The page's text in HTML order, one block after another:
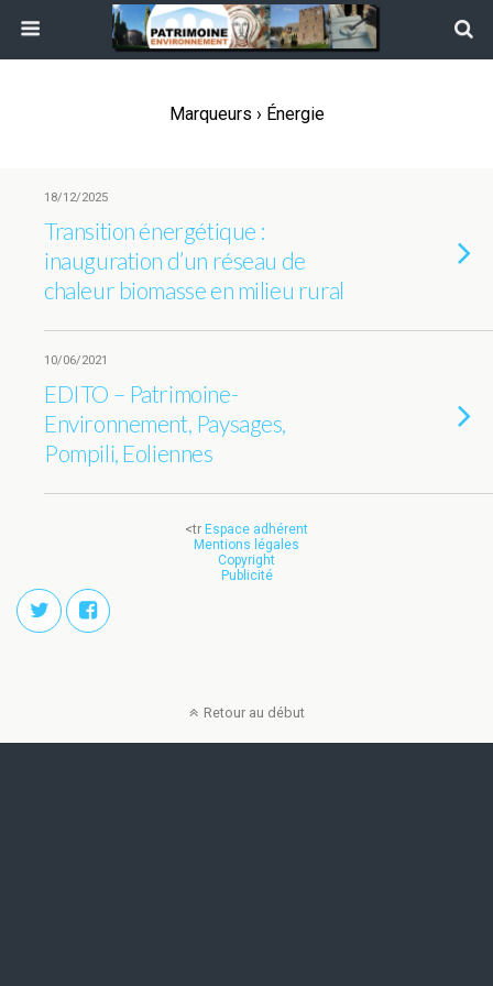
Marqueurs › Énergie
18/12/2025
Transition énergétique :
inauguration d’un réseau de
chaleur biomasse en milieu rural
10/06/2021
EDITO – Patrimoine-
Environnement, Paysages,
Pompili, Eoliennes
<tr Espace adhérent
Mentions légales
Copyright
Publicité
Retour au début